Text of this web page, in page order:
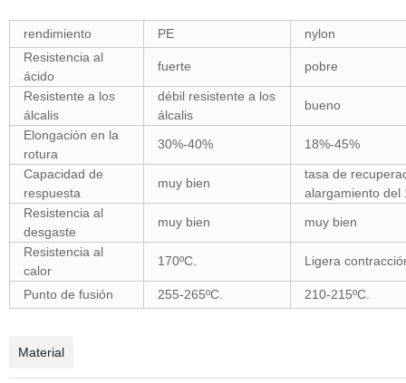
rendimiento PE
nylon
Resistencia al
ácido
fuerte pobre
Resistente a los
álcalis
débil resistente a los
álcalis
bueno
Elongación en la
rotura
30%-40% 18%-45%
Capacidad de
respuesta
muy bien
tasa de
alargamiento del
Resistencia al
desgaste
muy bien muy bien
Resistencia al
calor
170ºC. Ligera
Punto de fusión 255-265ºC. 210-215ºC.
Material